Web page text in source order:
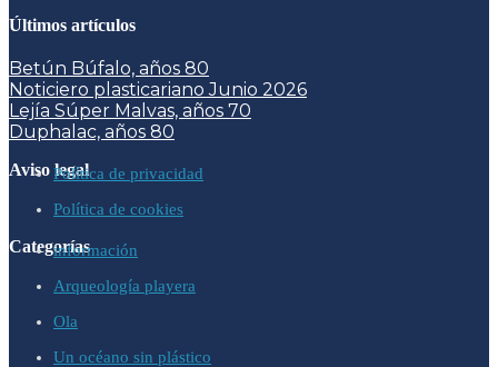
Últimos artículos
Betún Búfalo, años 80
Noticiero plasticariano Junio 2026
Lejía Súper Malvas, años 70
Duphalac, años 80
Aviso legalPolítica de privacidad
Política de cookies
Categoríasinformación
Arqueología playera
Ola
Un océano sin plástico